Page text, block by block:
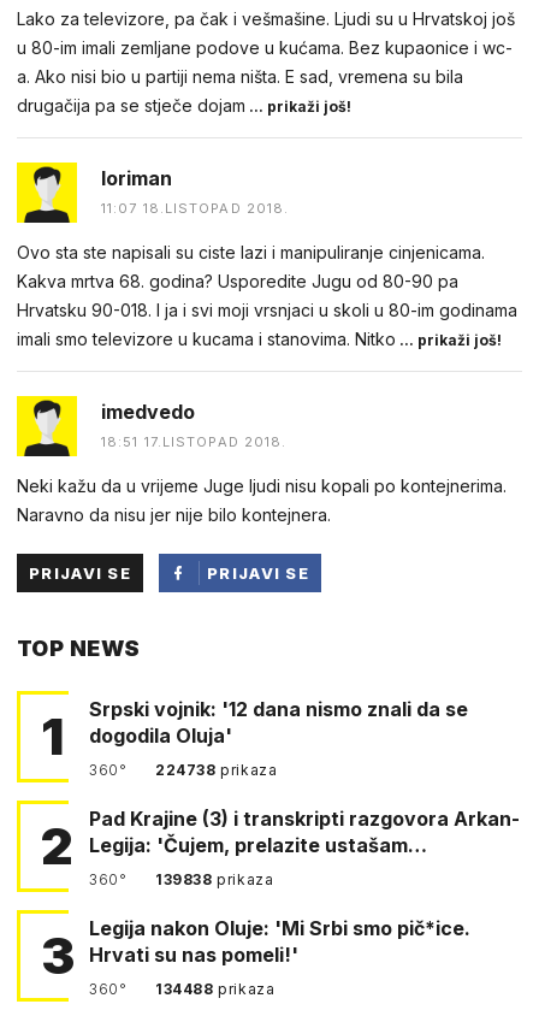
Lako za televizore, pa čak i vešmašine. Ljudi su u Hrvatskoj još
u 80-im imali zemljane podove u kućama. Bez kupaonice i wc-
a. Ako nisi bio u partiji nema ništa. E sad, vremena su bila
drugačija pa se stječe dojam ... prikaži još!
loriman
11:07 18.LISTOPAD 2018.
Ovo sta ste napisali su ciste lazi i manipuliranje cinjenicama.
Kakva mrtva 68. godina? Usporedite Jugu od 80-90 pa
Hrvatsku 90-018. I ja i svi moji vrsnjaci u skoli u 80-im godinama
imali smo televizore u kucama i stanovima. Nitko ... prikaži još!
imedvedo
18:51 17.LISTOPAD 2018.
Neki kažu da u vrijeme Juge ljudi nisu kopali po kontejnerima.
Naravno da nisu jer nije bilo kontejnera.
PRIJAVI SE
PRIJAVI SE
TOP NEWS
1
Srpski vojnik: '12 dana nismo znali da se
dogodila Oluja'
360° 224738prikaza
2
Pad Krajine (3) i transkripti razgovora Arkan-
Legija: 'Čujem, prelazite ustašam…
360° 139838prikaza
3
Legija nakon Oluje: 'Mi Srbi smo pič*ice.
Hrvati su nas pomeli!'
360° 134488prikaza